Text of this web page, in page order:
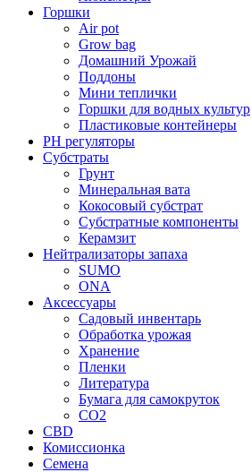
Горшки
Air pot
Grow bag
Домашний Урожай
Поддоны
Мини теплички
Горшки для водных культур
Пластиковые контейнеры
PH регуляторы
Субстраты
Грунт
Минеральная вата
Кокосовый субстрат
Субстратные компоненты
Керамзит
Нейтрализаторы запаха
SUMO
ONA
Аксессуары
Садовый инвентарь
Обработка урожая
Хранение
Пленки
Литература
Бумага для самокруток
CO2
CBD
Комисcионка
Семена